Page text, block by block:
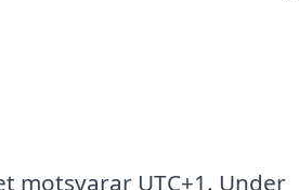
motsvarar UTC+1. Under